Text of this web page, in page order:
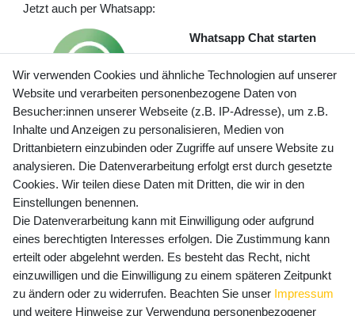
Jetzt auch per Whatsapp:
Whatsapp Chat starten
Preisangaben inkl. gesetzl. MwSt. und zzgl. Service- und
Versandkosten
Newsletter Anmeldung - Keine Angebote
mehr verpassen!
E-MAIL **
Newsletter
Honig
Wir verwenden Cookies und ähnliche Technologien auf unserer
Website und verarbeiten personenbezogene Daten von
Besucher:innen unserer Webseite (z.B. IP-Adresse), um z.B.
Inhalte und Anzeigen zu personalisieren, Medien von
Drittanbietern einzubinden oder Zugriffe auf unsere Website zu
analysieren. Die Datenverarbeitung erfolgt erst durch gesetzte
Cookies. Wir teilen diese Daten mit Dritten, die wir in den
Einstellungen benennen.
Die Datenverarbeitung kann mit Einwilligung oder aufgrund
eines berechtigten Interesses erfolgen. Die Zustimmung kann
erteilt oder abgelehnt werden. Es besteht das Recht, nicht
einzuwilligen und die Einwilligung zu einem späteren Zeitpunkt
zu ändern oder zu widerrufen. Beachten Sie unser Impressum
und weitere Hinweise zur Verwendung personenbezogener